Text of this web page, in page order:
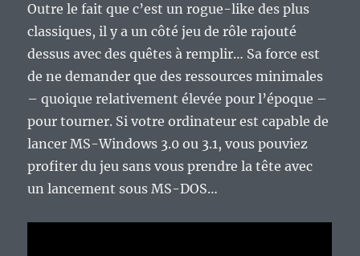
Outre le fait que c’est un rogue-like des plus
classiques, il y a un côté jeu de rôle rajouté
dessus avec des quêtes à remplir… Sa force est
de ne demander que des ressources minimales
– quoique relativement élevée pour l’époque –
pour tourner. Si votre ordinateur est capable de
lancer MS-Windows 3.0 ou 3.1, vous pouviez
profiter du jeu sans vous prendre la tête avec
un lancement sous MS-DOS…